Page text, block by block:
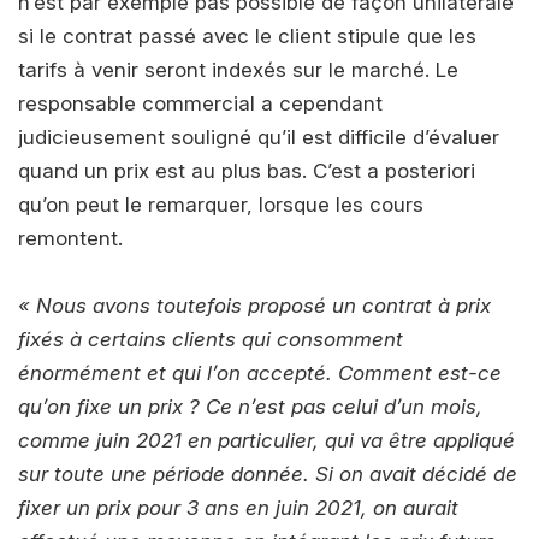
si le contrat passé avec le client stipule que les
tarifs à venir seront indexés sur le marché. Le
responsable commercial a cependant
judicieusement souligné qu’il est difficile d’évaluer
quand un prix est au plus bas. C’est a posteriori
qu’on peut le remarquer, lorsque les cours
remontent.
« Nous avons toutefois proposé un contrat à prix
fixés à certains clients qui consomment
énormément et qui l’on accepté. Comment est-ce
qu’on fixe un prix ? Ce n’est pas celui d’un mois,
comme juin 2021 en particulier, qui va être appliqué
sur toute une période donnée. Si on avait décidé de
fixer un prix pour 3 ans en juin 2021, on aurait